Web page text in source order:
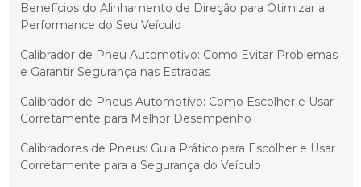
Benefícios do Alinhamento de Direção para Otimizar a
Performance do Seu Veículo
Calibrador de Pneu Automotivo: Como Evitar Problemas
e Garantir Segurança nas Estradas
Calibrador de Pneus Automotivo: Como Escolher e Usar
Corretamente para Melhor Desempenho
Calibradores de Pneus: Guia Prático para Escolher e Usar
Corretamente para a Segurança do Veículo